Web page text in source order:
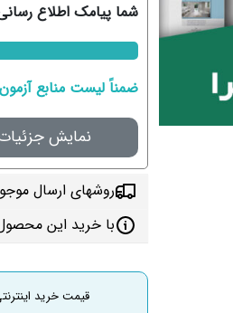
شما پیامک اطلاع
ضمناً لیست منابع
نمایش
روشهای ارسال
با خرید این محصول 263,400 امتیاز بدست